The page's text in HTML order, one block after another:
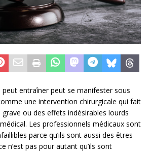
peut entraîner peut se manifester sous
une intervention chirurgicale qui fait
ou des effets indésirables lourds
Les professionnels médicaux sont
parce qu’ils sont aussi des êtres
n’est pas pour autant qu’ils sont